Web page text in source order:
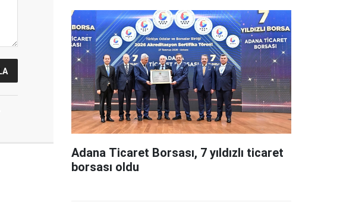
Adana Ticaret Borsası, 7 yıldızlı ticaret
borsası oldu